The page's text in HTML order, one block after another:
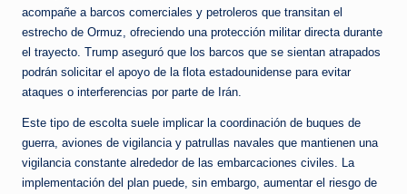
acompañe a barcos comerciales y petroleros que transitan el
estrecho de Ormuz, ofreciendo una protección militar directa durante
el trayecto. Trump aseguró que los barcos que se sientan atrapados
podrán solicitar el apoyo de la flota estadounidense para evitar
ataques o interferencias por parte de Irán.
Este tipo de escolta suele implicar la coordinación de buques de
guerra, aviones de vigilancia y patrullas navales que mantienen una
vigilancia constante alrededor de las embarcaciones civiles. La
implementación del plan puede, sin embargo, aumentar el riesgo de